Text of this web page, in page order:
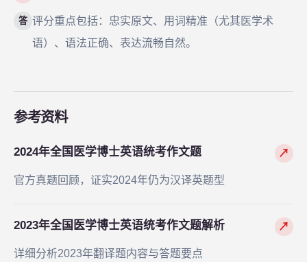
答 评分重点包括：忠实原文、用词精准（尤其医学术
语）、语法正确、表达流畅自然。
参考资料
2024年全国医学博士英语统考作文题 ↗
官方真题回顾，证实2024年仍为汉译英题型
2023年全国医学博士英语统考作文题解析 ↗
详细分析2023年翻译题内容与答题要点